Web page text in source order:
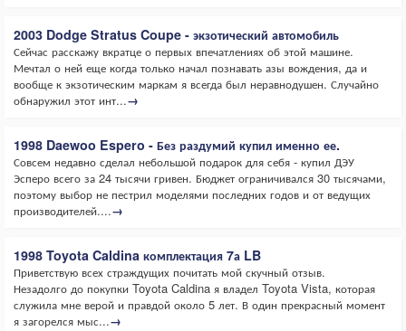
2003 Dodge Stratus Coupe - экзотический автомобиль
Сейчас расскажу вкратце о первых впечатлениях об этой машине.
Мечтал о ней еще когда только начал познавать азы вождения, да и
вообще к экзотическим маркам я всегда был неравнодушен. Случайно
обнаружил этот инт...→
1998 Daewoo Espero - Без раздумий купил именно ее.
Совсем недавно сделал небольшой подарок для себя - купил ДЭУ
Эсперо всего за 24 тысячи гривен. Бюджет ограничивался 30 тысячами,
поэтому выбор не пестрил моделями последних годов и от ведущих
производителей....→
1998 Toyota Caldina комплектация 7а LB
Приветствую всех страждущих почитать мой скучный отзыв.
Незадолго до покупки Toyota Caldina я владел Toyota Vista, которая
служила мне верой и правдой около 5 лет. В один прекрасный момент
я загорелся мыс...→